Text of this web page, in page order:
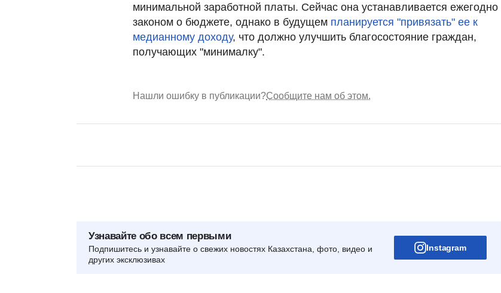
минимальной заработной платы. Сейчас она устанавливается ежегодно
законом о бюджете, однако в будущем планируется "привязать" ее к
медианному доходу, что должно улучшить благосостояние граждан,
получающих "минималку".
Нашли ошибку в публикации?Сообщите нам об этом.
Узнавайте обо всем первыми
Подпишитесь и узнавайте о свежих новостях Казахстана, фото, видео и
других эксклюзивах
Instagram